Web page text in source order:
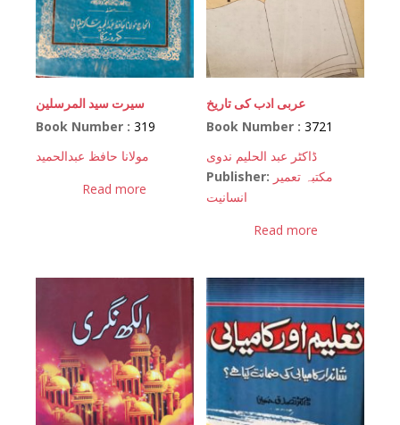
سیرت سید المرسلین
Book Number : 319
مولانا حافظ عبدالحمید
Read more
عربی ادب کی تاریخ
Book Number :3721
ڈاکٹر عبد الحلیم ندوی
Publisher: مکتبہ تعمیر
انسانیت
Read more